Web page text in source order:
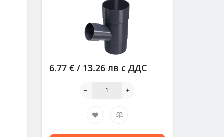
6.77 € / 13.26 лвс ДДС